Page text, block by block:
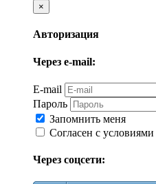
×
Авторизация
Через e-mail:
E-mail
Пароль
Запомнить меня
Согласен с условиями
Через соцсети: